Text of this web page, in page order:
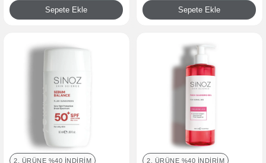
Sepete Ekle Sepete Ekle
2. ÜRÜNE %40 İNDIRIM 2. ÜRÜNE %40 İNDIRIM